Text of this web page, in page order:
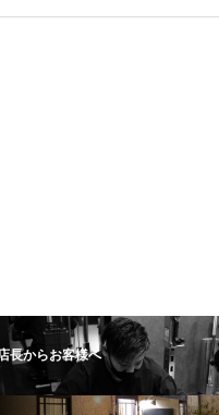
長からお客様へ